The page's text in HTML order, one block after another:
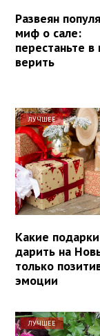
Развеян
миф о сале:
перестаньте в
верить
ЛУЧШЕЕ
Какие
дарить на
только
эмоции
ЛУЧШЕЕ